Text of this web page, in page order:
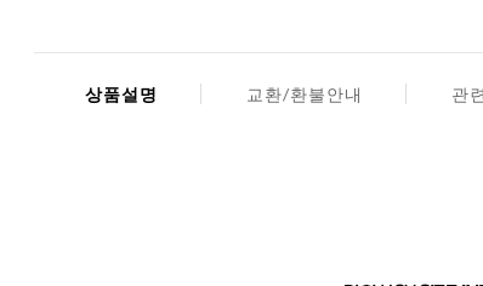
상품설명 교환/환불안내 관